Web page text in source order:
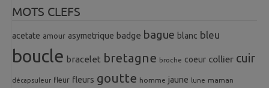
MOTS CLEFS
acetate amour asymetrique badge bague blanc bleu
boucle bracelet bretagne broche coeur collier cuir
décapsuleur fleur fleurs goutte homme jaune lune maman